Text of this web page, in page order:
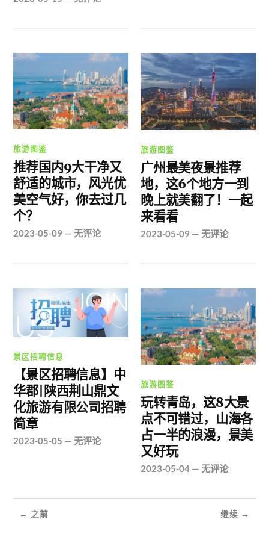
旅游图鉴
推荐国内9大干净又
舒适的城市，风光优
美空气好，你去过几
个？
2023-05-09 —无评论
旅游图鉴
广州最美夜景推荐
地，这6个地方一到
晚上就美翻了！一起
来看看
2023-05-09 —无评论
景区招聘信息
【景区招聘信息】中
华郡|陕西荆山鼎文
化旅游有限公司招聘
简章
2023-05-05 —无评论
旅游图鉴
玩转青岛，这8大景
点不可错过，山海各
占一半的浪漫，景美
又好玩
2023-05-04 —无评论
← 之前 继续 →